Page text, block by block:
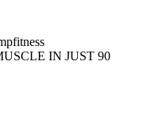
IN JUST 90